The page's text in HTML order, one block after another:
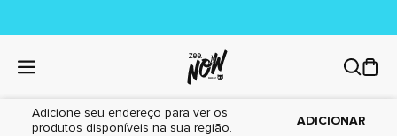
Adicione seu endereço para ver os
produtos disponíveis na sua região.
ADICIONAR
Home|Cães|Acessórios